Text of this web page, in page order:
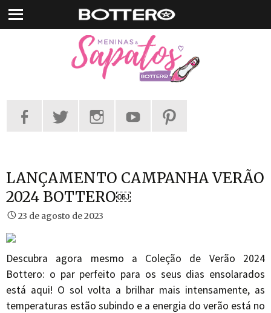
Pular
para
LANÇAMENTO CAMPANHA VERÃO
2024 BOTTERO￼
23 de agosto de 2023
Descubra agora mesmo a Coleção de Verão 2024
Bottero: o par perfeito para os seus dias ensolarados
está aqui! O sol volta a brilhar mais intensamente, as
temperaturas estão subindo e a energia do verão está no